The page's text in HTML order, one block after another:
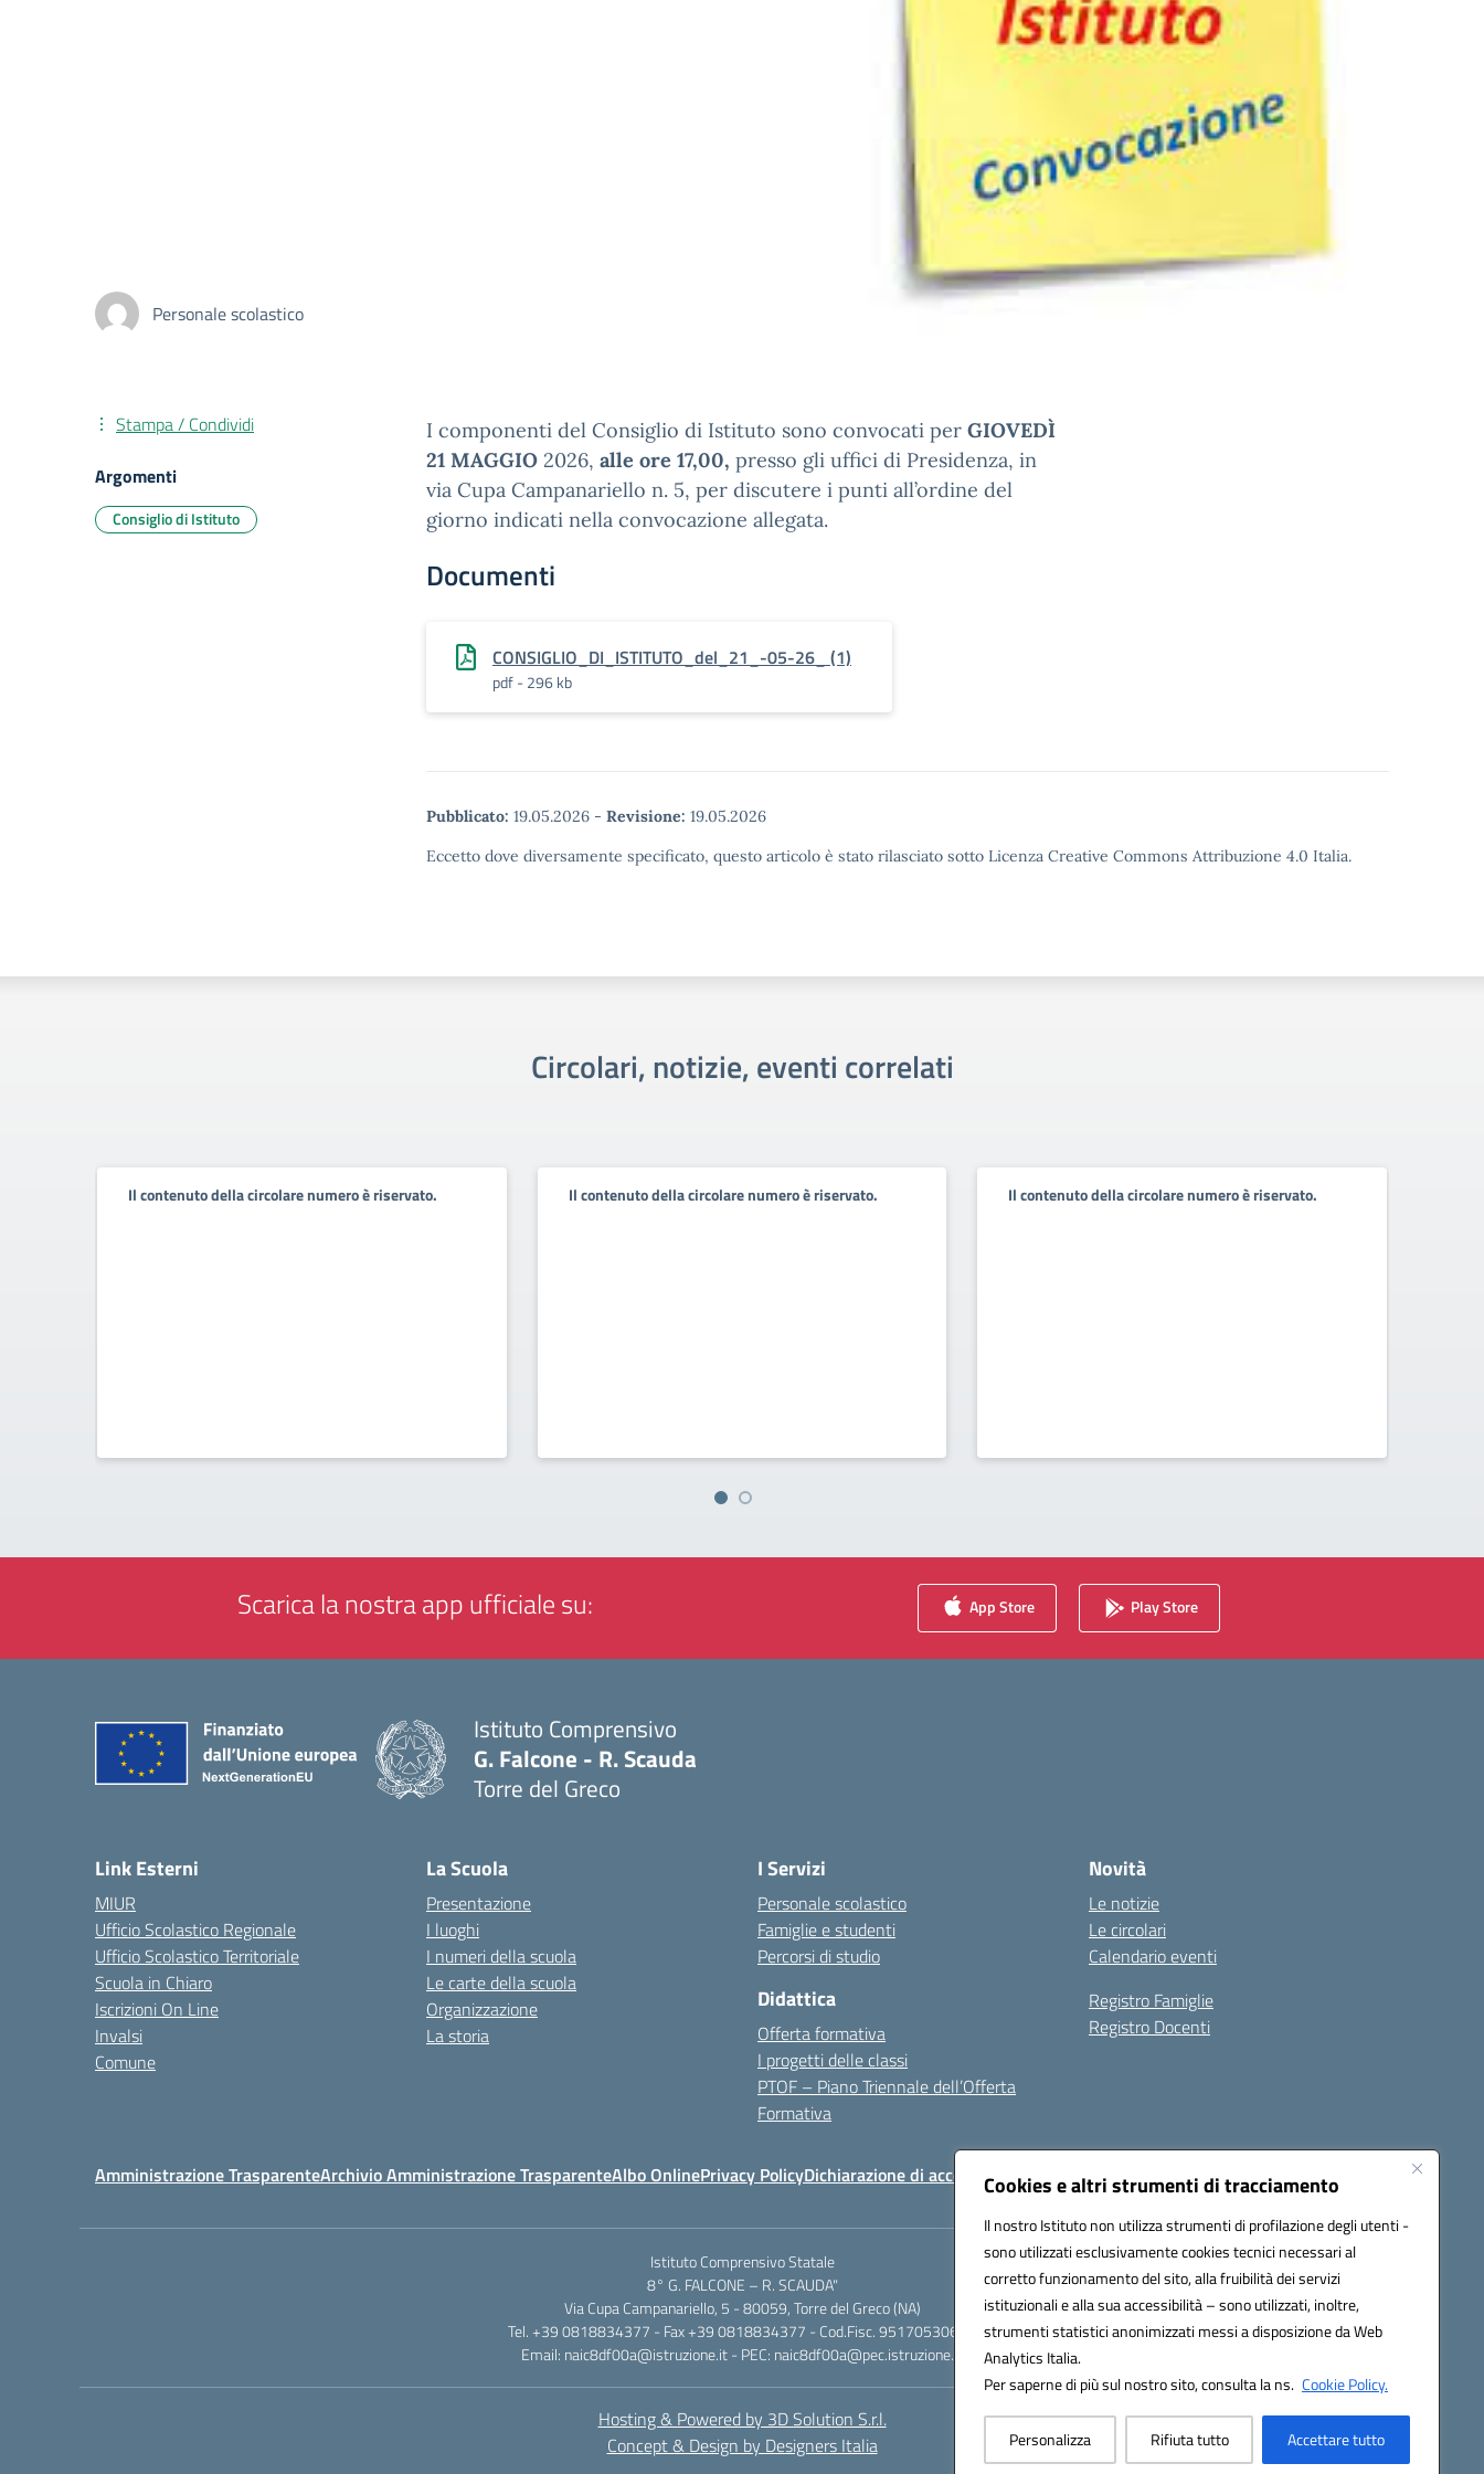
Cookies e altri strumenti di tracciamento
Il nostro Istituto non utilizza strumenti di profilazione degli utenti -
sono utilizzati esclusivamente cookies tecnici necessari al
corretto funzionamento del sito, alla fruibilità dei servizi
istituzionali e alla sua accessibilità – sono utilizzati, inoltre,
strumenti statistici anonimizzati messi a disposizione da Web
Analytics Italia.
Per saperne di più sul nostro sito, consulta la ns. Cookie Policy.
Personalizza Rifiuta tutto Accettare tutto
Personale scolastico
I componenti del Consiglio di Istituto sono convocati per GIOVEDÌ
21 MAGGIO 2026, alle ore 17,00, presso gli uffici di Presidenza, in
via Cupa Campanariello n. 5, per discutere i punti all’ordine del
giorno indicati nella convocazione allegata.
Documenti
CONSIGLIO_DI_ISTITUTO_del_21_-05-26_ (1)
pdf - 296 kb
Pubblicato: 19.05.2026 - Revisione: 19.05.2026
Eccetto dove diversamente specificato, questo articolo è stato rilasciato sotto Licenza Creative Commons Attribuzione 4.0 Italia.
Stampa / Condividi
Argomenti
Consiglio di Istituto
Circolari, notizie, eventi correlati
Il contenuto della circolare numero è riservato. Il contenuto della circolare numero è riservato. Il contenuto della circolare numero è riservato.
Scarica la nostra app ufficiale su: App Store Play Store
Istituto Comprensivo
G. Falcone - R. Scauda
Torre del Greco
Link Esterni
MIUR
Ufficio Scolastico Regionale
Ufficio Scolastico Territoriale
Scuola in Chiaro
Iscrizioni On Line
Invalsi
Comune
La Scuola
Presentazione
I luoghi
I numeri della scuola
Le carte della scuola
Organizzazione
La storia
I Servizi
Personale scolastico
Famiglie e studenti
Percorsi di studio
Didattica
Offerta formativa
I progetti delle classi
PTOF – Piano Triennale dell’Offerta
Formativa
Novità
Le notizie
Le circolari
Calendario eventi
Registro Famiglie
Registro Docenti
Amministrazione TrasparenteArchivio Amministrazione TrasparenteAlbo OnlinePrivacy PolicyDichiarazione di accessibilità Note legali
Istituto Comprensivo Statale
8° G. FALCONE – R. SCAUDA"
Via Cupa Campanariello, 5 - 80059, Torre del Greco (NA)
Tel. +39 0818834377 - Fax +39 0818834377 - Cod.Fisc. 95170530638
Email: naic8df00a@istruzione.it - PEC: naic8df00a@pec.istruzione.it
Hosting & Powered by 3D Solution S.r.l.
Concept & Design by Designers Italia